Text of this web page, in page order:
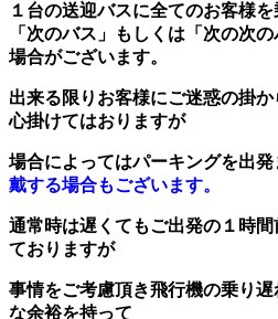
１台の送迎バスに全てのお客様
「次のバス」もしくは「次の次
場合がございます。
出来る限りお客様にご迷惑の掛
心掛けてはおりますが
場合によってはパーキングを出発
戴する場合もございます。
通常時は遅くてもご出発の１時
ておりますが
事情をご考慮頂き飛行機の乗り
な余裕を持って